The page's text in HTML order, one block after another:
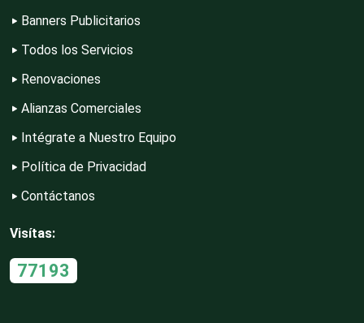
Contadores
Control de Plagas
Conversiones Automotrices
Copiadoras
Cortinas, Persianas y Alfombras
Banners Publicitarios
Todos los Servicios
Renovaciones
Alianzas Comerciales
Intégrate a Nuestro Equipo
Política de Privacidad
Contáctanos
Visítas:
77193